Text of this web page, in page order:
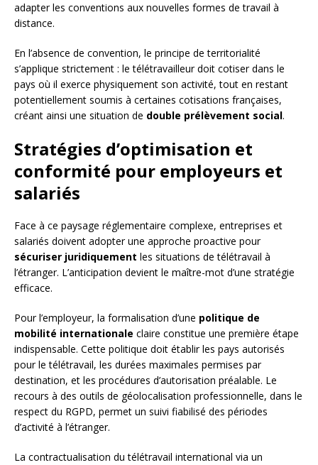
adapter les conventions aux nouvelles formes de travail à
distance.
En l’absence de convention, le principe de territorialité
s’applique strictement : le télétravailleur doit cotiser dans le
pays où il exerce physiquement son activité, tout en restant
potentiellement soumis à certaines cotisations françaises,
créant ainsi une situation de double prélèvement social.
Stratégies d’optimisation et
conformité pour employeurs et
salariés
Face à ce paysage réglementaire complexe, entreprises et
salariés doivent adopter une approche proactive pour
sécuriser juridiquement les situations de télétravail à
l’étranger. L’anticipation devient le maître-mot d’une stratégie
efficace.
Pour l’employeur, la formalisation d’une politique de
mobilité internationale claire constitue une première étape
indispensable. Cette politique doit établir les pays autorisés
pour le télétravail, les durées maximales permises par
destination, et les procédures d’autorisation préalable. Le
recours à des outils de géolocalisation professionnelle, dans le
respect du RGPD, permet un suivi fiabilisé des périodes
d’activité à l’étranger.
La contractualisation du télétravail international via un